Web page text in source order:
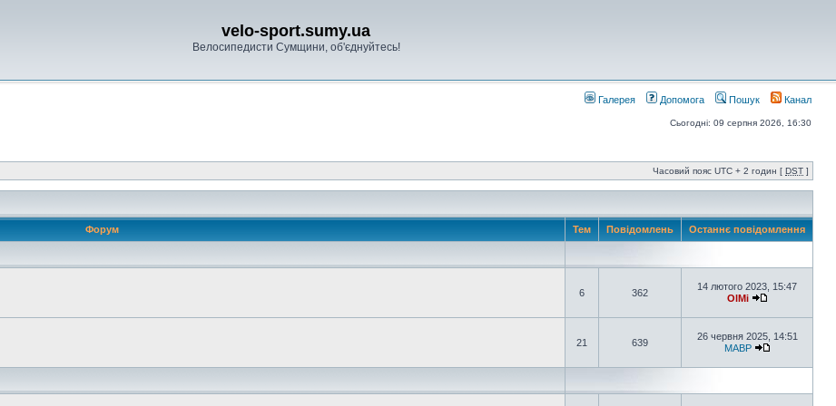
velo-sport.sumy.ua
Велосипедисти Сумщини, об'єднуйтесь!
Галерея Допомога Пошук Канал
Сьогодні: 09 серпня 2026, 16:30
Часовий пояс UTC + 2 годин [ DST ]
Форум Тем Повідомлень Останнє повідомлення
6 362
14 лютого 2023, 15:47
OlMi
21 639
26 червня 2025, 14:51
MABP